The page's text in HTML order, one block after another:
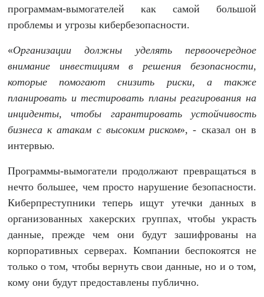
программам-вымогателей как самой большой
проблемы и угрозы кибербезопасности.
«Организации должны уделять первоочередное
внимание инвестициям в решения безопасности,
которые помогают снизить риски, а также
планировать и тестировать планыреагирования на
инциденты, чтобы гарантировать устойчивость
бизнеса к атакам с высоким риском», - сказал он в
интервью.
Программы-вымогатели продолжают превращаться в
нечто большее, чем просто нарушение безопасности.
Киберпреступники теперь ищут утечки данных в
организованных хакерских группах, чтобы украсть
данные, прежде чем они будут зашифрованы на
корпоративных серверах. Компании беспокоятся не
только о том, чтобы вернуть свои данные, но и о том,
кому они будут предоставлены публично.